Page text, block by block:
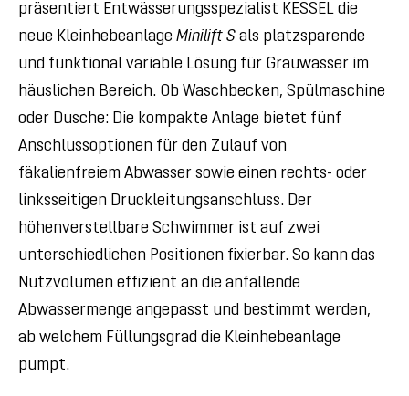
präsentiert Entwässerungsspezialist KESSEL die
neue Kleinhebeanlage Minilift S als platzsparende
und funktional variable Lösung für Grauwasser im
häuslichen Bereich. Ob Waschbecken, Spülmaschine
oder Dusche: Die kompakte Anlage bietet fünf
Anschlussoptionen für den Zulauf von
fäkalienfreiem Abwasser sowie einen rechts- oder
linksseitigen Druckleitungsanschluss. Der
höhenverstellbare Schwimmer ist auf zwei
unterschiedlichen Positionen fixierbar. So kann das
Nutzvolumen effizient an die anfallende
Abwassermenge angepasst und bestimmt werden,
ab welchem Füllungsgrad die Kleinhebeanlage
pumpt.